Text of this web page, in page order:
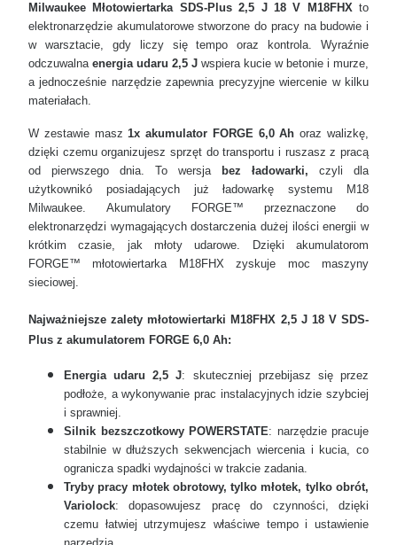
Milwaukee Młotowiertarka SDS-Plus 2,5 J 18 V M18FHXto
elektronarzędzie akumulatorowe stworzone do pracy na budowie i
w warsztacie, gdy liczy się tempo oraz kontrola. Wyraźnie
odczuwalna energia udaru 2,5 J wspiera kucie w betonie i murze,
a jednocześnie narzędzie zapewnia precyzyjne wiercenie w kilku
materiałach.
W zestawie masz1x akumulator FORGE 6,0 Ah oraz walizkę,
dzięki czemu organizujesz sprzęt do transportu i ruszasz z pracą
od pierwszego dnia. To wersja
bez ładowarki, czyli dla
użytkownikó posiadających już ładowarkę systemu M18
Milwaukee. Akumulatory FORGE™ przeznaczone do
elektronarzędzi wymagających dostarczenia dużej ilości energii w
krótkim czasie, jak młoty udarowe. Dzięki akumulatorom
FORGE™ młotowiertarka M18FHX zyskuje moc maszyny
sieciowej.
Najważniejsze zalety młotowiertarki M18FHX 2,5 J 18 V SDS-
Plus z akumulatorem FORGE 6,0 Ah:
Energia udaru 2,5 J: skuteczniej przebijasz się przez
podłoże, a wykonywanie prac instalacyjnych idzie szybciej
i sprawniej.
Silnik bezszczotkowy POWERSTATE: narzędzie pracuje
stabilnie w dłuższych sekwencjach wiercenia i kucia, co
ogranicza spadki wydajności w trakcie zadania.
Tryby pracy młotek obrotowy, tylko młotek, tylko obrót,
Variolock: dopasowujesz pracę do czynności, dzięki
czemu łatwiej utrzymujesz właściwe tempo i ustawienie